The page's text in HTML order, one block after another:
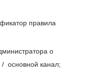
правила
о
основной канал;